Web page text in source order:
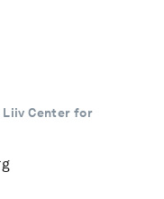
Liiv Center for